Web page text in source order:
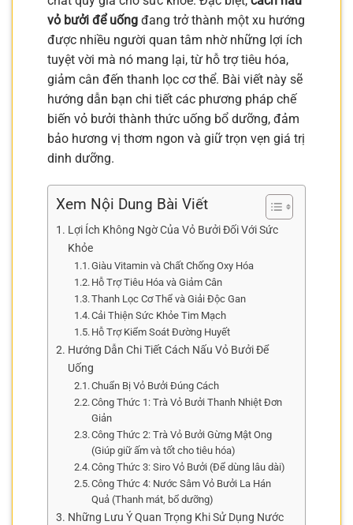
vỏ bưởi để uống đang trở thành một xu hướng
được nhiều người quan tâm nhờ những lợi ích
tuyệt vời mà nó mang lại, từ hỗ trợ tiêu hóa,
giảm cân đến thanh lọc cơ thể. Bài viết này sẽ
hướng dẫn bạn chi tiết các phương pháp chế
biến vỏ bưởi thành thức uống bổ dưỡng, đảm
bảo hương vị thơm ngon và giữ trọn vẹn giá trị
dinh dưỡng.
Xem Nội Dung Bài Viết
Lợi Ích Không Ngờ Của Vỏ Bưởi Đối Với Sức
Khỏe
Giàu Vitamin và Chất Chống Oxy Hóa
Hỗ Trợ Tiêu Hóa và Giảm Cân
Thanh Lọc Cơ Thể và Giải Độc Gan
Cải Thiện Sức Khỏe Tim Mạch
Hỗ Trợ Kiểm Soát Đường Huyết
Hướng Dẫn Chi Tiết Cách Nấu Vỏ Bưởi Để
Uống
Chuẩn Bị Vỏ Bưởi Đúng Cách
Công Thức 1: Trà Vỏ Bưởi Thanh Nhiệt Đơn
Giản
Công Thức 2: Trà Vỏ Bưởi Gừng Mật Ong
(Giúp giữ ấm và tốt cho tiêu hóa)
Công Thức 3: Siro Vỏ Bưởi (Để dùng lâu dài)
Công Thức 4: Nước Sâm Vỏ Bưởi La Hán
Quả (Thanh mát, bổ dưỡng)
Những Lưu Ý Quan Trọng Khi Sử Dụng Nước